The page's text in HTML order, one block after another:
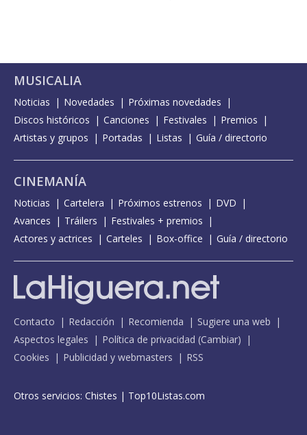
MUSICALIA
Noticias Novedades
Próximas novedades
Discos históricos
Canciones Festivales
Premios
Artistas y grupos
Portadas Listas Guía / directorio
CINEMANÍA
Noticias Cartelera Próximos estrenos
DVD
Avances
Tráilers
Festivales + premios
Actores y actrices
Carteles Box-office Guía / directorio
Contacto Redacción Recomienda
Sugiere una web
Aspectos legales
Política de privacidad (Cambiar)
Cookies
Publicidad y webmasters RSS
Otros servicios: Chistes | Top10Listas.com